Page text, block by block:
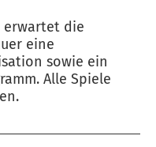
erwartet die
eine
sowie ein
Alle Spiele